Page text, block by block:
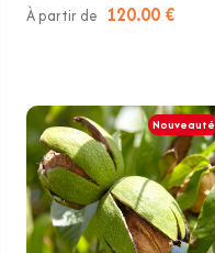
À partir de 120.00 €
Nouveauté